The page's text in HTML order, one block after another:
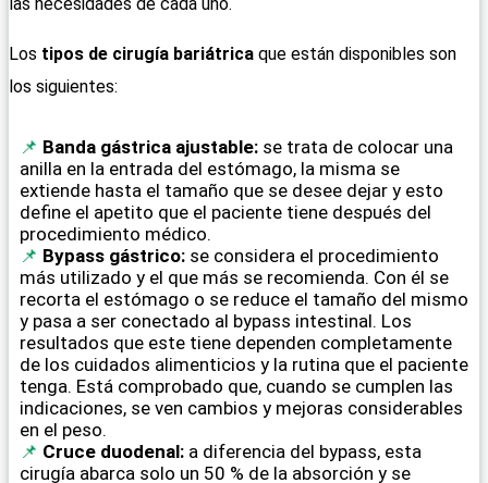
las necesidades de cada uno.
Los tipos de cirugía bariátrica que están disponibles son
los siguientes:
Banda gástrica ajustable: se trata de colocar una
anilla en la entrada del estómago, la misma se
extiende hasta el tamaño que se desee dejar y esto
define el apetito que el paciente tiene después del
procedimiento médico.
Bypass gástrico: se considera el procedimiento
más utilizado y el que más se recomienda. Con él se
recorta el estómago o se reduce el tamaño del mismo
y pasa a ser conectado al bypass intestinal. Los
resultados que este tiene dependen completamente
de los cuidados alimenticios y la rutina que el paciente
tenga. Está comprobado que, cuando se cumplen las
indicaciones, se ven cambios y mejoras considerables
en el peso.
Cruce duodenal: a diferencia del bypass, esta
cirugía abarca solo un 50 % de la absorción y se